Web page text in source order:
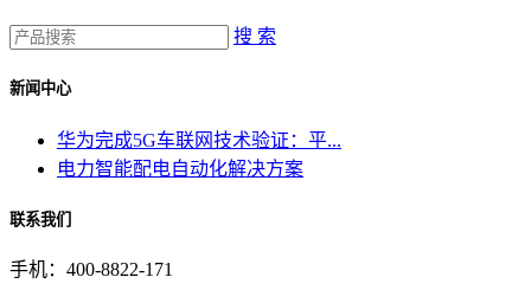
搜 索
新闻中心
华为完成5G车联网技术验证：平...
电力智能配电自动化解决方案
联系我们
手机：400-8822-171